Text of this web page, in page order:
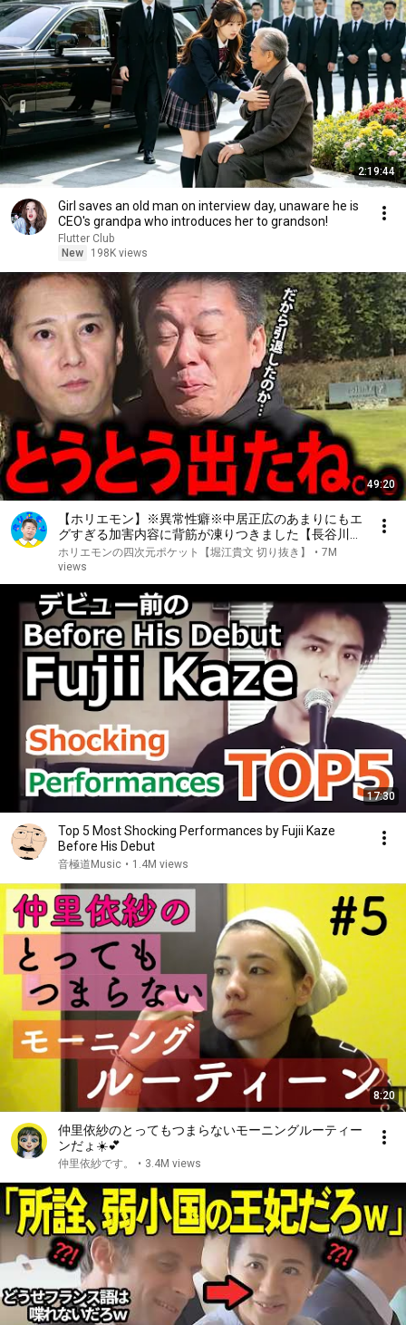
2:19:44
Girl saves an old man on interview day, unaware he is
CEO's grandpa who introduces her to grandson!
Flutter Club
New
198K views
49:20
【ホリエモン】※異常性癖※中居正広のあまりにもエ
グすぎる加害内容に背筋が凍りつきました【長谷川豊
中居くん 引退 渡邊渚 堀江貴文 女子アナ SMAP スマ
ップ 週刊文春 フジテレビ切り抜き】
ホリエモンの四次元ポケット【堀江貴文 切り抜き】 • 7M
views
17:30
Top 5 Most Shocking Performances by Fujii Kaze
Before His Debut
音極道Music • 1.4M views
8:20
仲里依紗のとってもつまらないモーニングルーティー
ンだょ☀️💕
仲里依紗です。 • 3.4M views